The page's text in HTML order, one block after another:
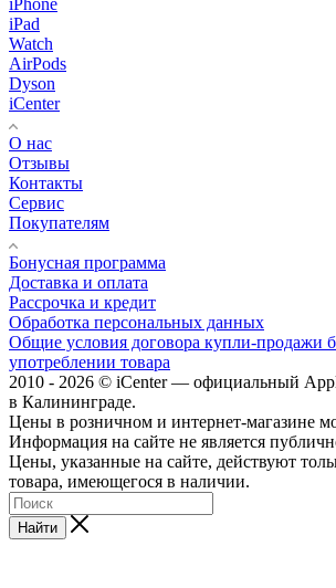
iPad
Watch
AirPods
Dyson
iCenter
О нас
Отзывы
Контакты
Сервис
Покупателям
Бонусная программа
Доставка и оплата
Рассрочка и кредит
Обработка персональных данных
Общие условия договора купли-продажи
употреблении товара
2010 - 2026 © iCenter — официальный
в Калининграде.
Цены в розничном и интернет-магазине
Информация на сайте не является
Цены, указанные на сайте, действуют
товара, имеющегося в наличии.
Найти